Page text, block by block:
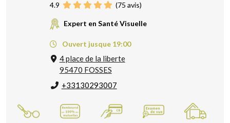
4.9 (75 avis)
Expert en Santé Visuelle
Ouvert jusque 19:00
4 place de la liberte
95470 FOSSES
+33130293007